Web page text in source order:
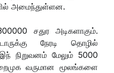
அமைந்துள்ளன.
சதுர அடிகளாகும்.
நேரடி தொழில்
நிறுவனம் மேலும் 5000
வருமான மூலங்களை